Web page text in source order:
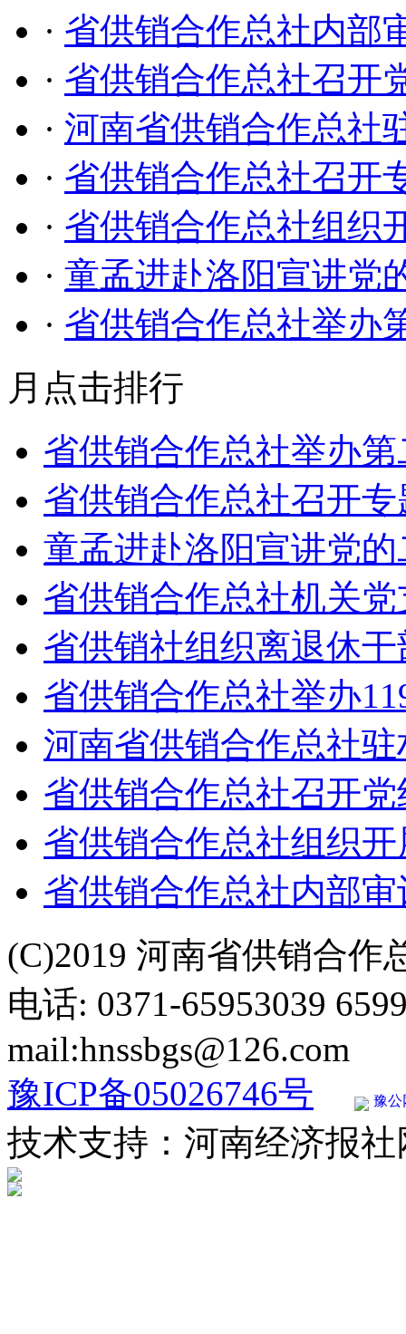
· 省供销合作总社内部
· 省供销合作总社召开
· 河南省供销合作总社
· 省供销合作总社召开
· 省供销合作总社组织
· 童孟进赴洛阳宣讲党
· 省供销合作总社举办
月点击排行
省供销合作总社举办
省供销合作总社召开
童孟进赴洛阳宣讲党
省供销合作总社机关
省供销社组织离退休
省供销合作总社举办
河南省供销合作总社
省供销合作总社召开
省供销合作总社组织
省供销合作总社内部
(C)2019 河南省供销合作
电话: 0371-65953039
mail:hnssbgs@126.com
豫ICP备05026746号
豫公
技术支持：河南经济报社